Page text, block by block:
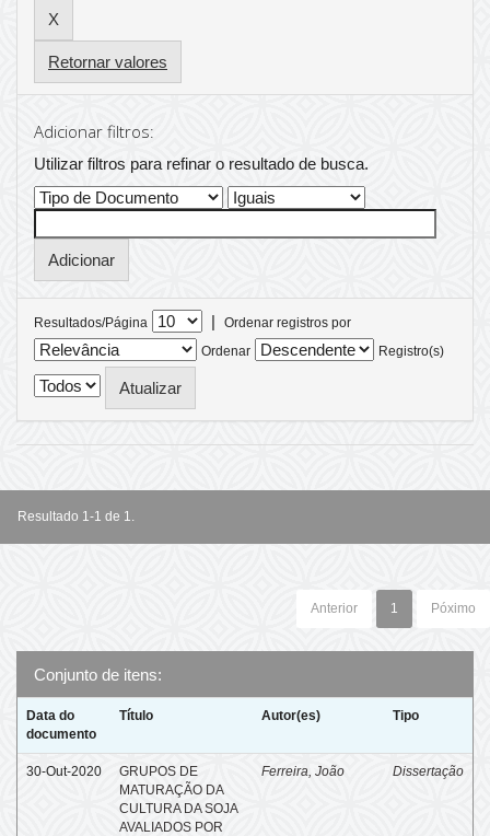
Retornar valores
Adicionar filtros:
Utilizar filtros para refinar o resultado de busca.
Resultados/Página |
Ordenar registros por
Ordenar
Registro(s)
Resultado 1-1 de 1.
Anterior 1 Póximo
Conjunto de itens:
Data do
documento
Título Autor(es) Tipo
30-Out-2020
GRUPOS DE
MATURAÇÃO DA
CULTURA DA SOJA
AVALIADOS POR
Ferreira, João Dissertação